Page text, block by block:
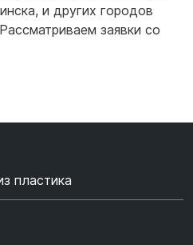
, и других городов
заявки со
пластика